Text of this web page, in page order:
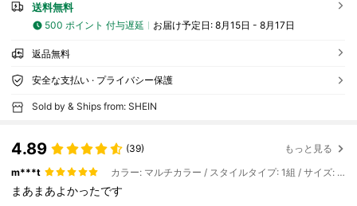
送料無料
500 ポイント 付与遅延 お届け予定日: 8月15日 - 8月17日
返品無料
安全な支払い · プライバシー保護
Sold by & Ships from: SHEIN
4.89 (39) もっと見る
m***t カラー: マルチカラー / スタイルタイプ: 1組 / サイズ: 黄色
まあまあよかったです